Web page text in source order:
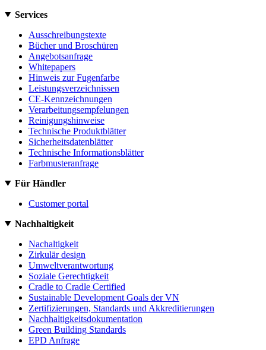
Services
Ausschreibungstexte
Bücher und Broschüren
Angebotsanfrage
Whitepapers
Hinweis zur Fugenfarbe
Leistungsverzeichnissen
CE-Kennzeichnungen
Verarbeitungsempfelungen
Reinigungshinweise
Technische Produktblätter
Sicherheitsdatenblätter
Technische Informationsblätter
Farbmusteranfrage
Für Händler
Customer portal
Nachhaltigkeit
Nachaltigkeit
Zirkulär design
Umweltverantwortung
Soziale Gerechtigkeit
Cradle to Cradle Certified
Sustainable Development Goals der VN
Zertifizierungen, Standards und Akkreditierungen
Nachhaltigkeitsdokumentation
Green Building Standards
EPD Anfrage